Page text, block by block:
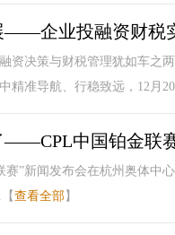
——企业投融资财税
资决策与财税管理犹如车之
精准导航、行稳致远，12月
——CPL中国铂金联
赛”新闻发布会在杭州奥体中
查看全部 】